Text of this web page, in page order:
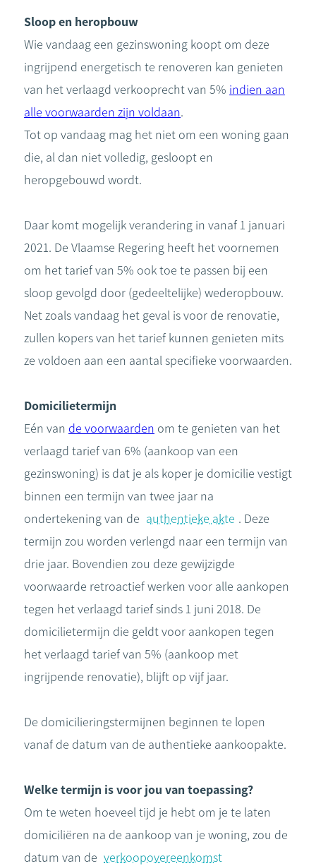
Sloop en heropbouw
Wie vandaag een gezinswoning koopt om deze
ingrijpend energetisch te renoveren kan genieten
van het verlaagd verkooprecht van 5% indien aan
alle voorwaarden zijn voldaan.
Tot op vandaag mag het niet om een woning gaan
die, al dan niet volledig, gesloopt en
heropgebouwd wordt.
Daar komt mogelijk verandering in vanaf 1 januari
2021. De Vlaamse Regering heeft het voornemen
om het tarief van 5% ook toe te passen bij een
sloop gevolgd door (gedeeltelijke) wederopbouw.
Net zoals vandaag het geval is voor de renovatie,
zullen kopers van het tarief kunnen genieten mits
ze voldoen aan een aantal specifieke voorwaarden.
Domicilietermijn
Eén van de voorwaarden om te genieten van het
verlaagd tarief van 6% (aankoop van een
gezinswoning) is dat je als koper je domicilie vestigt
binnen een termijn van twee jaar na
ondertekening van de authentieke akte . Deze
termijn zou worden verlengd naar een termijn van
drie jaar. Bovendien zou deze gewijzigde
voorwaarde retroactief werken voor alle aankopen
tegen het verlaagd tarief sinds 1 juni 2018. De
domicilietermijn die geldt voor aankopen tegen
het verlaagd tarief van 5% (aankoop met
ingrijpende renovatie), blijft op vijf jaar.
De domicilieringstermijnen beginnen te lopen
vanaf de datum van de authentieke aankoopakte.
Welke termijn is voor jou van toepassing?
Om te weten hoeveel tijd je hebt om je te laten
domiciliëren na de aankoop van je woning, zou de
datum van de verkoopovereenkomst